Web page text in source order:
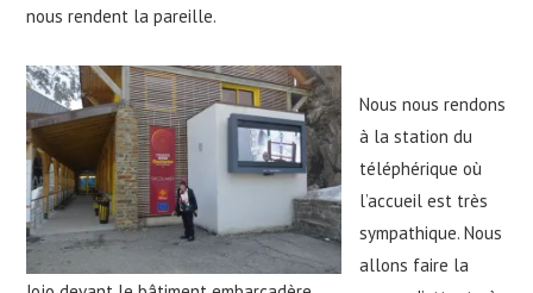
nous rendent la pareille.
Nous nous rendons
à la station du
téléphérique où
l’accueil est très
sympathique. Nous
allons faire la